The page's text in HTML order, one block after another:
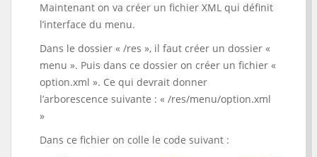
Maintenant on va créer un fichier XML qui définit
l’interface du menu.
Dans le dossier « /res », il faut créer un dossier «
menu ». Puis dans ce dossier on créer un fichier «
option.xml ». Ce qui devrait donner
l’arborescence suivante : « /res/menu/option.xml
»
Dans ce fichier on colle le code suivant :